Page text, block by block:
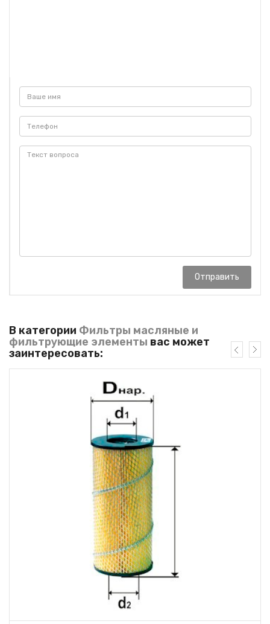
Отправить
В категории Фильтры масляные и
фильтрующие элементы вас может
заинтересовать: